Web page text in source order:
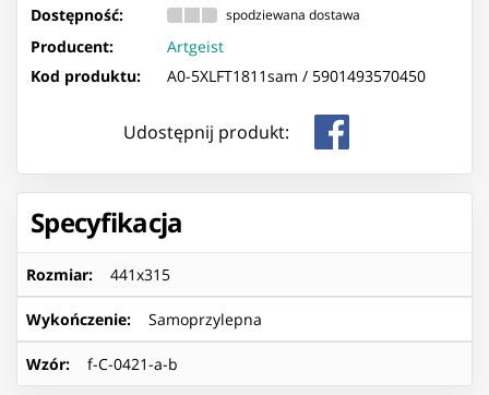
Dostępność: spodziewana dostawa
Producent:
Artgeist
Kod produktu:
A0-5XLFT1811sam / 5901493570450
Udostępnij produkt:
Specyfikacja
Rozmiar: 441x315
Wykończenie: Samoprzylepna
Wzór: f-C-0421-a-b